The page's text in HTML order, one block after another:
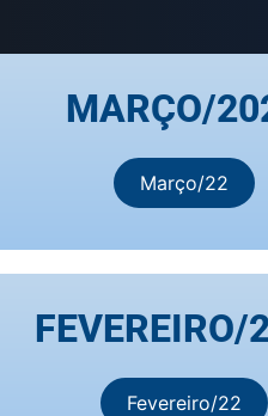
MARÇO/
Março/22
FEVEREIRO/
Fevereiro/22